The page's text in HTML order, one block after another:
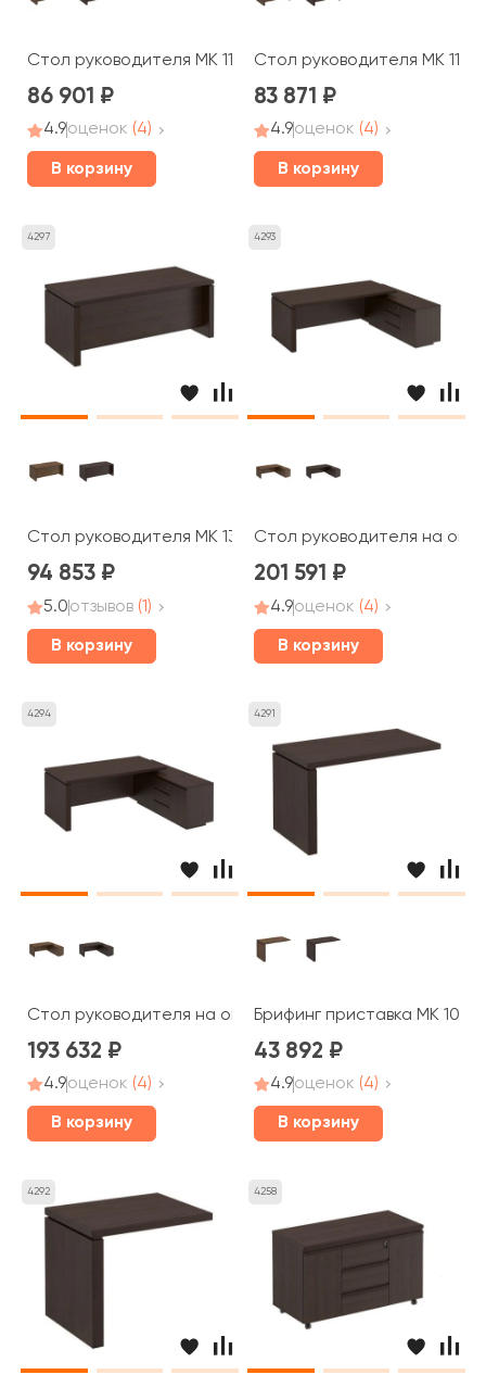
Стол руководителя МК 111 ДА Mark
86 901
4.9оценок (4)
В корзину
Стол руководителя МК 110
83 871
4.9оценок (4)
В корзину
4297
Стол руководителя МК 131 ДА Mark
94 853
5.0отзывов (1)
В корзину
4293
Стол руководителя на
201 591
4.9оценок (4)
В корзину
4294
Стол руководителя на опорной тумбе левый правый
193 632
4.9оценок (4)
В корзину
4291
Брифинг приставка МК 107
43 892
4.9оценок (4)
В корзину
4292 4258